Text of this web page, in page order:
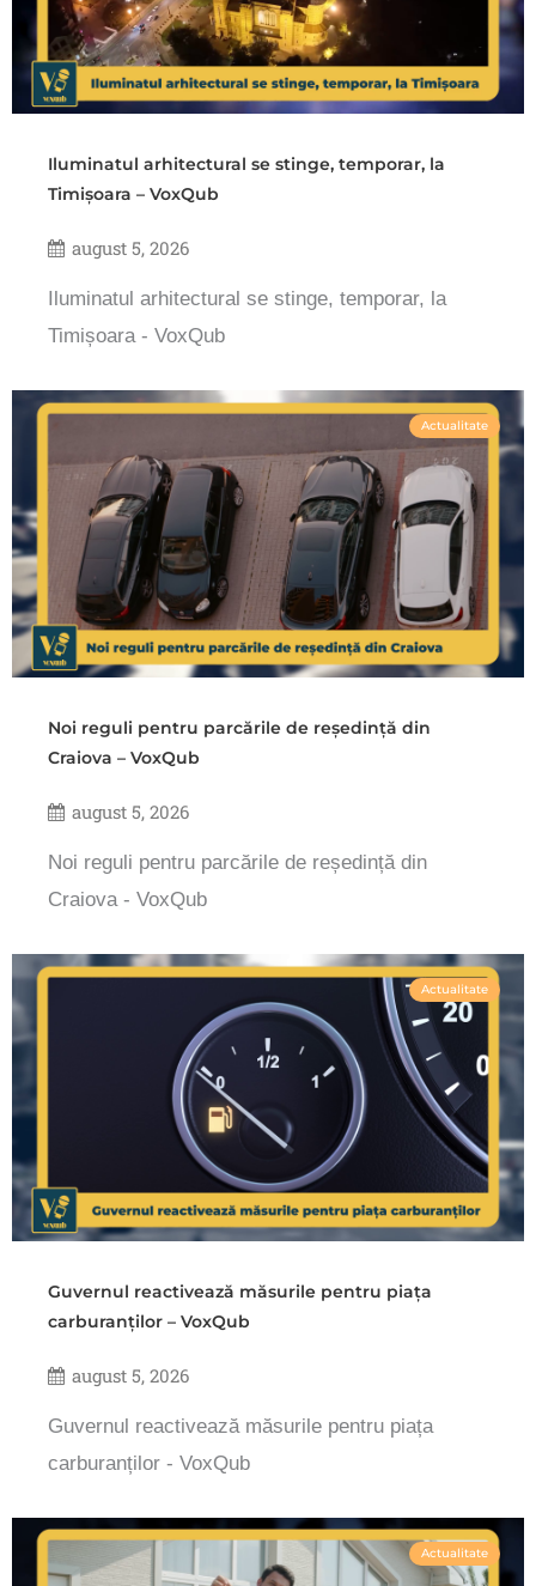
Iluminatul arhitectural se stinge, temporar, la
Timișoara – VoxQub
august 5, 2026
Iluminatul arhitectural se stinge, temporar, la
Timișoara - VoxQub
Actualitate
Noi reguli pentru parcările de reședință din
Craiova – VoxQub
august 5, 2026
Noi reguli pentru parcările de reședință din
Craiova - VoxQub
Actualitate
Guvernul reactivează măsurile pentru piața
carburanților – VoxQub
august 5, 2026
Guvernul reactivează măsurile pentru piața
carburanților - VoxQub
Actualitate